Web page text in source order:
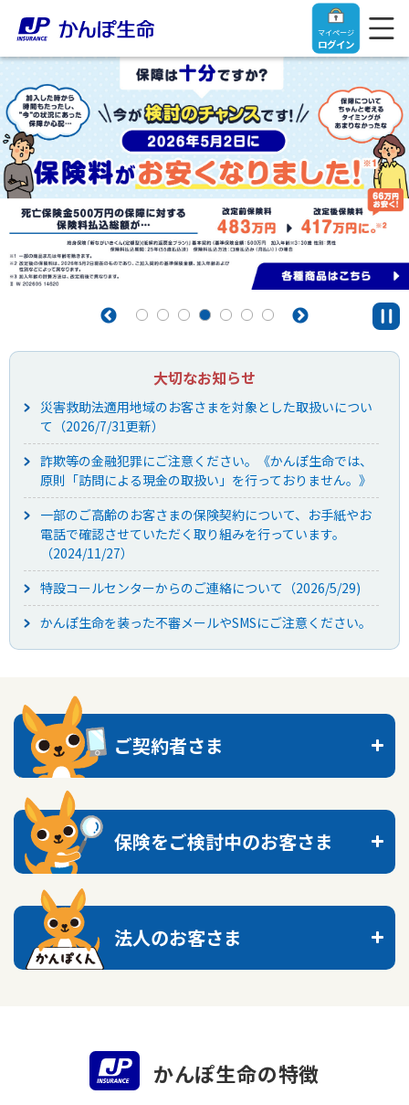
マイページ
ログイン
トップ
ご契約者さま
ご契約者さま
マイページログイン
入院保険金・手術保険金のご請求
お手続き一覧
きっかけ・できごとから探す
マイページでできること
ログイン
ご契約内容の確認
お客さまに関する情報等の確認の取り組み
各種サービス・お知らせ
ご契約のしおり・約款（Web約款）
保険用語集
保険をご検討中のお客さま
保険をご検討中のお客さま
終身保険
養老保険
定期保険
学資保険
長寿支援保険
お見積りシミュレーション
資料請求
保険の探し方のポイント
保険かんたん診断
これからのライフイベントでかかる費用とは？
ご契約手続きの流れ
保険料のお払込方法
法人のお客さま
【まずはご相談ください】企業経営でお悩みの方はこ
ちら
法人のお客さま向け商品一覧
目的から探す
お役立ち情報
かんぽ生命の団体取扱い
法人向け資料請求
かんぽのLifeサポートナビ
保険
子育て
ライフプラン
健康情報
かんぽアプリ～かんぽの健康と安心を手のひらに～
すこやか健康ラボ
かんぽ生命について
かんぽ生命について
ご挨拶
経営理念・経営戦略
財務情報
株主・投資家のみなさまへ
日本郵政グループとしての取り組み
採用情報
CM・オウンドメディア／ソーシャルメディア
かんぽブランド
よくあるご質問
お問い合わせ
サステナビリティ
採用情報
English
大切なお知らせ
災害救助法適用地域のお客さまを対象とした取扱いについ
て（2026/7/31更新）
詐欺等の金融犯罪にご注意ください。《かんぽ生命では、
原則「訪問による現金の取扱い」を行っておりません。》
一部のご高齢のお客さまの保険契約について、お手紙やお
電話で確認させていただく取り組みを行っています。
（2024/11/27）
特設コールセンターからのご連絡について（2026/5/29)
かんぽ生命を装った不審メールやSMSにご注意ください。
ご契約者さま
トップへ
マイページ
お手続き一覧
保険金等のご請求
保険をご検討中のお客さま
トップへ
これからの保障を考える
心配ごとから探す
生活の変化から探す
法人のお客さま
法人のお客さま向け商品一覧
かんぽ生命の特徴